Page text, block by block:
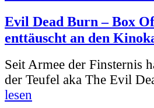
Evil Dead Burn – Box
enttäuscht an den
Seit Armee der Finsternis
der Teufel aka The Evil
lesen